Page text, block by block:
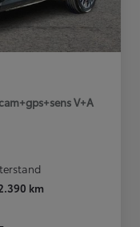
V+A
km